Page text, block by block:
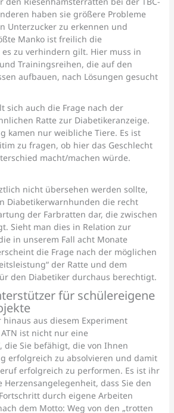
haben sie größere Probleme
Unterzucker zu erkennen und
Manko ist freilich die
es zu verhindern gilt. Hier muss in
Trainingsreihen, die auf den
aufbauen, nach Lösungen gesucht
sich auch die Frage nach der
Ratte zur Diabetikeranzeige.
kamen nur weibliche Tiere. Es ist
zu fragen, ob hier das Geschlecht
macht/machen würde.
nicht übersehen werden sollte,
Diabetikerwarnhunden die recht
der Farbratten dar, die zwischen
Sieht man dies in Relation zur
in unserem Fall acht Monate
die Frage nach der möglichen
der Ratte und dem
den Diabetiker durchaus berechtigt.
für schülereigene
hinaus aus diesem Experiment
ist nicht nur eine
die Sie befähigt, die von Ihnen
erfolgreich zu absolvieren und damit
erfolgreich zu performen. Es ist ihr
dass Sie den
durch eigene Arbeiten
dem Motto: Weg von den „trotten